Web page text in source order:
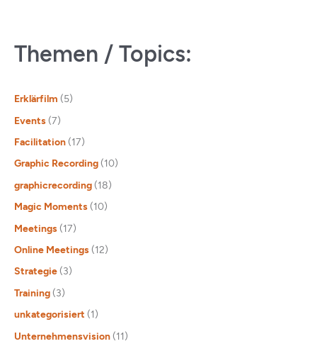
Themen / Topics:
Erklärfilm (5)
Events (7)
Facilitation (17)
Graphic Recording (10)
graphicrecording (18)
Magic Moments (10)
Meetings (17)
Online Meetings (12)
Strategie (3)
Training (3)
unkategorisiert (1)
Unternehmensvision (11)